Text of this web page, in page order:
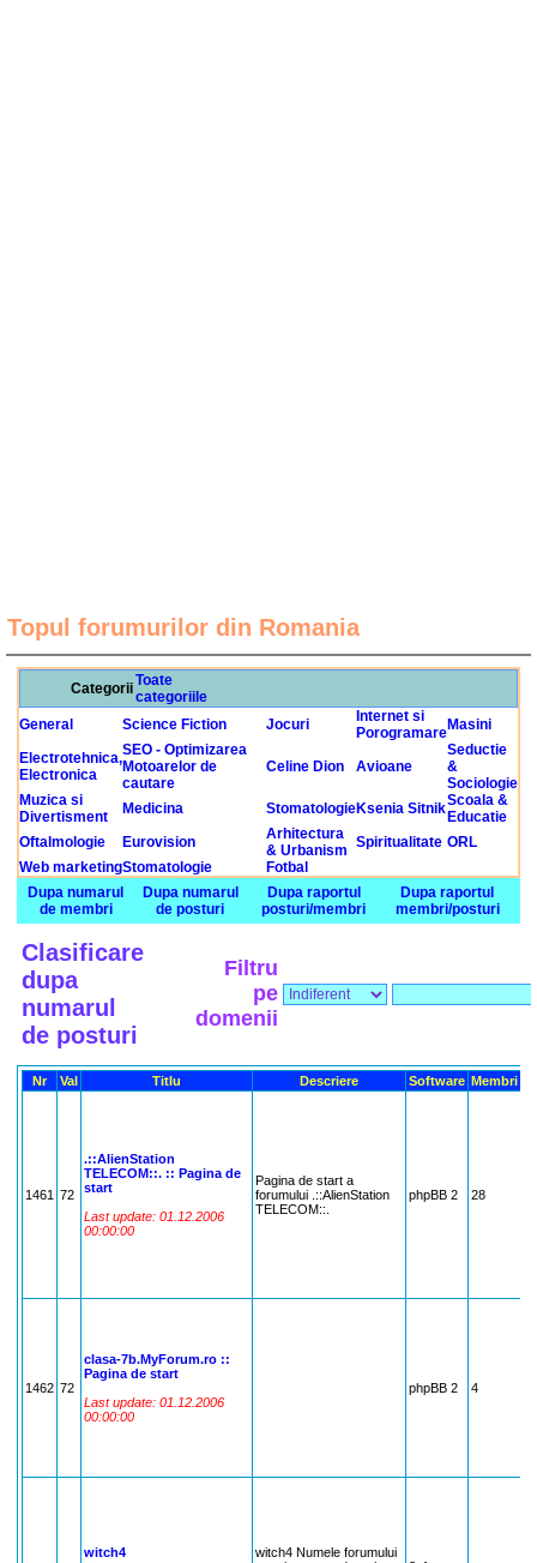
Topul forumurilor din Romania
CategoriiToate
categoriile
General
Science Fiction Jocuri
Internet si
PorogramareMasini
Electrotehnica,
Electronica
SEO - Optimizarea
Motoarelor de
cautare
Celine Dion Avioane
Seductie
&
Sociologie
Muzica si
Divertisment
Medicina StomatologieKsenia SitnikScoala &
Educatie
Oftalmologie
Eurovision
Arhitectura
& Urbanism Spiritualitate ORL
Web marketingStomatologie
Fotbal
Dupa numarul
de membri
Dupa numarul
de posturi
Dupa raportul
posturi/membri
Dupa raportul
membri/posturi
Clasificare
dupa
numarul
de posturi
Filtru
pe
domenii
Nr Val Titlu Descriere Software Membri
1461 72
.::AlienStation
TELECOM::. :: Pagina de
start
Last update: 01.12.2006
00:00:00
Pagina de start a
forumului .::AlienStation
TELECOM::.
phpBB 2 28
1462 72
clasa-7b.MyForum.ro ::
Pagina de start
Last update: 01.12.2006
00:00:00
phpBB 2 4
witch4
witch4 Numele forumului